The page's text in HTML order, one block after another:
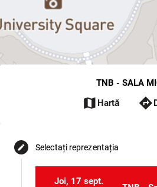
TNB - SALA
map Hartă directions
edit Selectați reprezentația
Joi, 17 sept.